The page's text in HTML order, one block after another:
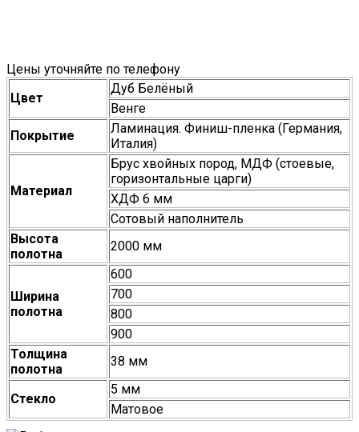
Цены уточняйте по телефону
Цвет
Дуб Белёный
Венге
Покрытие
Ламинация. Финиш-пленка (Германия,
Италия)
Материал
Брус хвойных пород, МДФ (стоевые,
горизонтальные царги)
ХДФ 6 мм
Сотовый наполнитель
Высота
полотна
2000 мм
Ширина
полотна
600
700
800
900
Толщина
полотна
38 мм
Стекло
5 мм
Матовое